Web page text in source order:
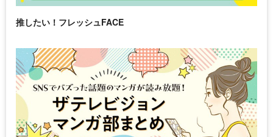
推したい！フレッシュFACE